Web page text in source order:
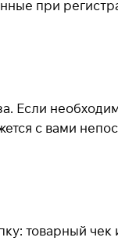
при
Если
с вами
товарный